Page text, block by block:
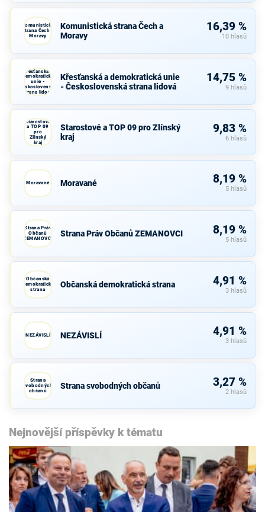
Komunistická
strana Čech a
Moravy
Komunistická strana Čech a
Moravy
16,39 %
10 hlasů
Křesťanská a
demokratická
unie -
Československá
strana lidová
Křesťanská a demokratická unie
- Československá strana lidová
14,75 %
9 hlasů
Starostové
a TOP 09
pro
Zlínský
kraj
Starostové a TOP 09 pro Zlínský
kraj
9,83 %
6 hlasů
Moravané Moravané 8,19 %
5 hlasů
Strana Práv
Občanů
ZEMANOVCI
Strana Práv Občanů ZEMANOVCI 8,19 %
5 hlasů
Občanská
demokratická
strana
Občanská demokratická strana 4,91 %
3 hlasů
NEZÁVISLÍ NEZÁVISLÍ 4,91 %
3 hlasů
Strana
svobodných
občanů
Strana svobodných občanů 3,27 %
2 hlasů
Nejnovější příspěvky k tématu